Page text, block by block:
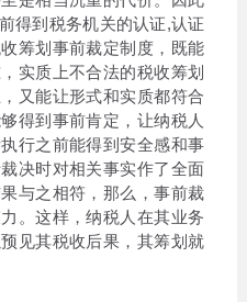
得到税务机关的认证,认证
筹划事前裁定制度，既能
实质上不合法的税收筹划
又能让形式和实质都符合
得到事前肯定，让纳税人
行之前能得到安全感和事
决时对相关事实作了全面
与之相符，那么，事前裁
。这样，纳税人在其业务
见其税收后果，其筹划就